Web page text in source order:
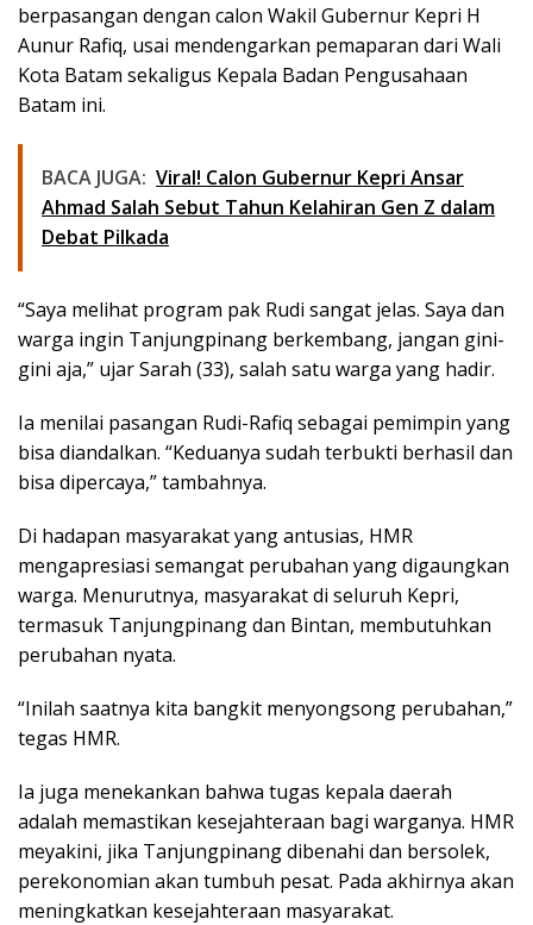
berpasangan dengan calon Wakil Gubernur Kepri H
Aunur Rafiq, usai mendengarkan pemaparan dari Wali
Kota Batam sekaligus Kepala Badan Pengusahaan
Batam ini.
BACA JUGA: Viral! Calon Gubernur Kepri Ansar
Ahmad Salah Sebut Tahun Kelahiran Gen Z dalam
Debat Pilkada
“Saya melihat program pak Rudi sangat jelas. Saya dan
warga ingin Tanjungpinang berkembang, jangan gini-
gini aja,” ujar Sarah (33), salah satu warga yang hadir.
Ia menilai pasangan Rudi-Rafiq sebagai pemimpin yang
bisa diandalkan. “Keduanya sudah terbukti berhasil dan
bisa dipercaya,” tambahnya.
Di hadapan masyarakat yang antusias, HMR
mengapresiasi semangat perubahan yang digaungkan
warga. Menurutnya, masyarakat di seluruh Kepri,
termasuk Tanjungpinang dan Bintan, membutuhkan
perubahan nyata.
“Inilah saatnya kita bangkit menyongsong perubahan,”
tegas HMR.
Ia juga menekankan bahwa tugas kepala daerah
adalah memastikan kesejahteraan bagi warganya. HMR
meyakini, jika Tanjungpinang dibenahi dan bersolek,
perekonomian akan tumbuh pesat. Pada akhirnya akan
meningkatkan kesejahteraan masyarakat.